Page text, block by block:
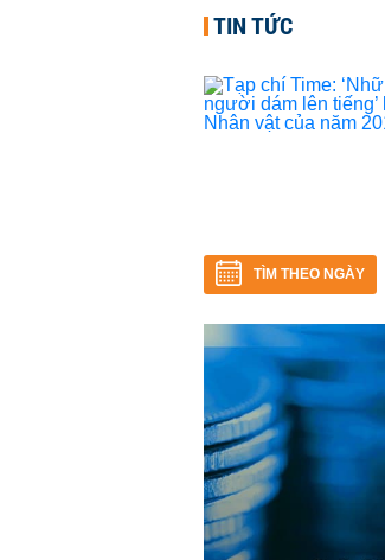
TIN TỨC
TÌM THEO NGÀY